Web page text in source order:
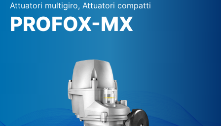
Soluzioni
Servizio di assistenza
Europa
Nord America
Attuatori multigiro, Attuatori compatti
PROFOX-MX